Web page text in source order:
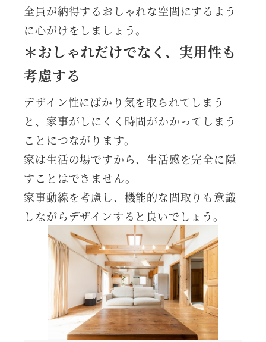
全員が納得するおしゃれな空間にするよう
に心がけをしましょう。
＊おしゃれだけでなく、実用性も
考慮する
デザイン性にばかり気を取られてしまう
と、家事がしにくく時間がかかってしまう
ことにつながります。
家は生活の場ですから、生活感を完全に隠
すことはできません。
家事動線を考慮し、機能的な間取りも意識
しながらデザインすると良いでしょう。